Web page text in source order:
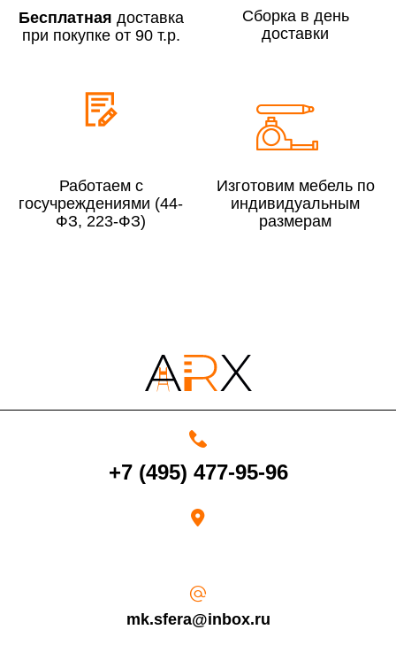
Сборка по Московской области при заказе:
До 300 000 руб.
По Москве
10%
По Московской области
Срок возврата товара надлежащего качества составляет 30 дней с
счет в течение 5-30 рабочих дней (срок зависит от банка, который
выдал Вашу банковскую карту).
Бесплатная доставка
при покупке от 90 т.р.
Сборка в день
доставки
Работаем с
госучреждениями (44-
ФЗ, 223-ФЗ)
Изготовим мебель по
индивидуальным
размерам
+7 (495) 477-95-96
mk.sfera@inbox.ru